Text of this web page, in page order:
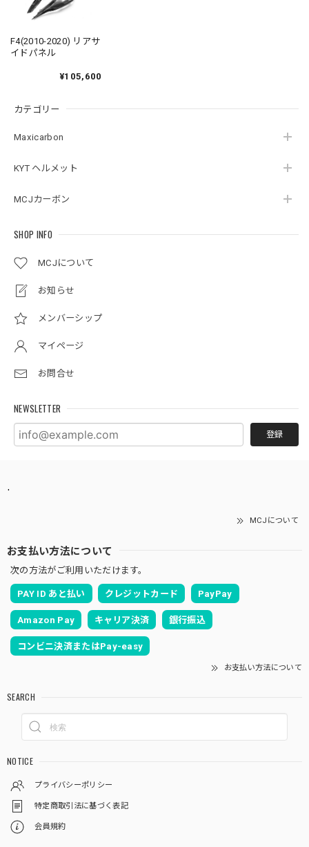
カテゴリー
Maxicarbon
KYT ヘルメット
MCJカーボン
SHOP INFO
MCJについて
お知らせ
メンバーシップ
マイページ
お問合せ
NEWSLETTER
登録
F4(2010-2020) リアサ
イドパネル
¥105,600
.
MCJについて
お支払い方法について
次の方法がご利用いただけます。
PAY ID あと払い クレジットカード PayPay
Amazon Pay キャリア決済 銀行振込
コンビニ決済またはPay-easy
お支払い方法について
SEARCH
NOTICE
プライバシーポリシー
特定商取引法に基づく表記
会員規約